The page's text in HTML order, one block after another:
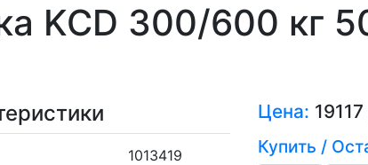
KCD 300/600 кг
1013419
Цена:
Купить /